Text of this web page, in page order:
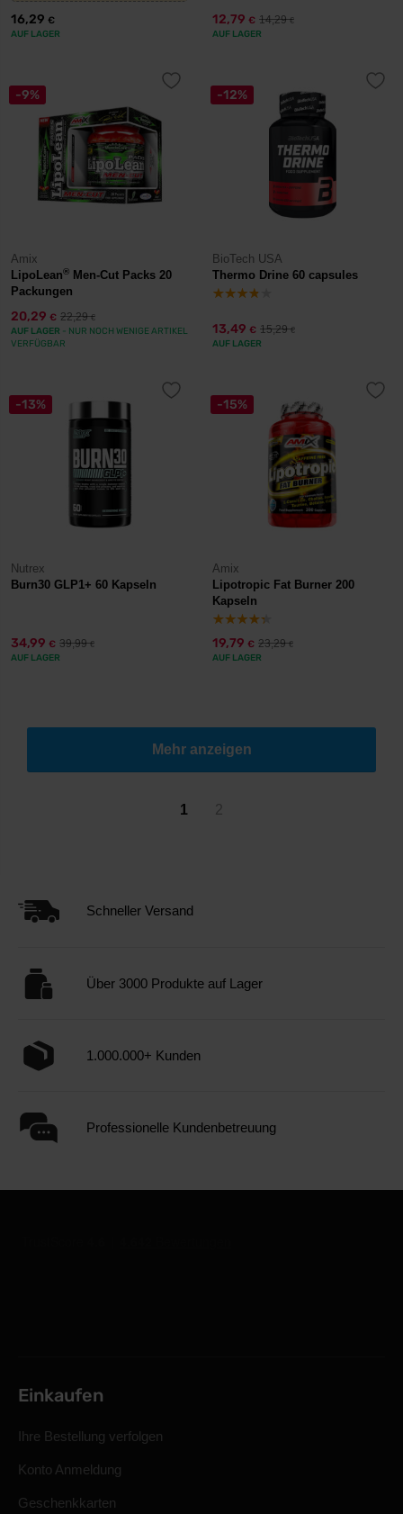
16,29 €
AUF LAGER
12,79 € 14,29€
AUF LAGER
-9%
Amix
LipoLean® Men-Cut Packs 20
Packungen
20,29 € 22,29€
AUF LAGER - NUR NOCH WENIGE ARTIKEL
VERFÜGBAR
-12%
BioTech USA
Thermo Drine 60 capsules
13,49 € 15,29€
AUF LAGER
-13%
Nutrex
Burn30 GLP1+ 60 Kapseln
34,99 € 39,99€
AUF LAGER
-15%
Amix
Lipotropic Fat Burner 200
Kapseln
19,79 € 23,29€
AUF LAGER
Mehr anzeigen
1 2
Schneller Versand
Über 3000 Produkte auf Lager
1.000.000+ Kunden
Professionelle Kundenbetreuung
Einkaufen
Ihre Bestellung verfolgen
Konto Anmeldung
Geschenkkarten